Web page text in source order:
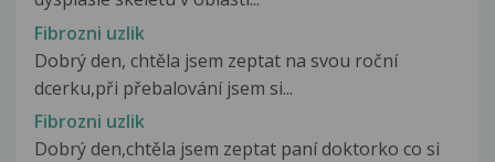
Fibrozni uzlik
Dobrý den, chtěla jsem zeptat na svou roční
dcerku,při přebalování jsem si...
Fibrozni uzlik
Dobrý den,chtěla jsem zeptat paní doktorko co si